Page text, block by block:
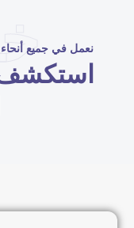
نعمل في جميع أنحاء